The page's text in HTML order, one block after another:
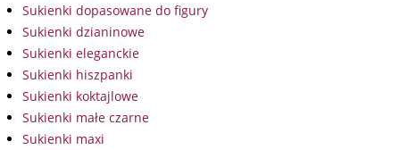
Sukienki dopasowane do figury
Sukienki dzianinowe
Sukienki eleganckie
Sukienki hiszpanki
Sukienki koktajlowe
Sukienki małe czarne
Sukienki maxi